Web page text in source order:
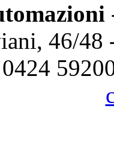
46/48